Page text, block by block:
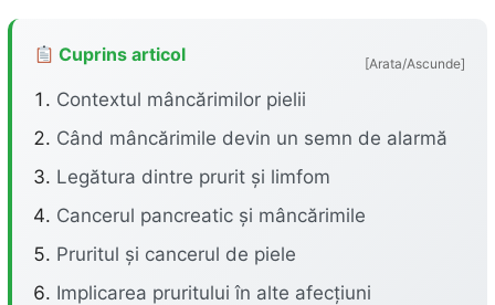
Cuprins articol [Arata/Ascunde]
Contextul mâncărimilor pielii
Când mâncărimile devin un semn de alarmă
Legătura dintre prurit și limfom
Cancerul pancreatic și mâncărimile
Pruritul și cancerul de piele
Implicarea pruritului în alte afecțiuni